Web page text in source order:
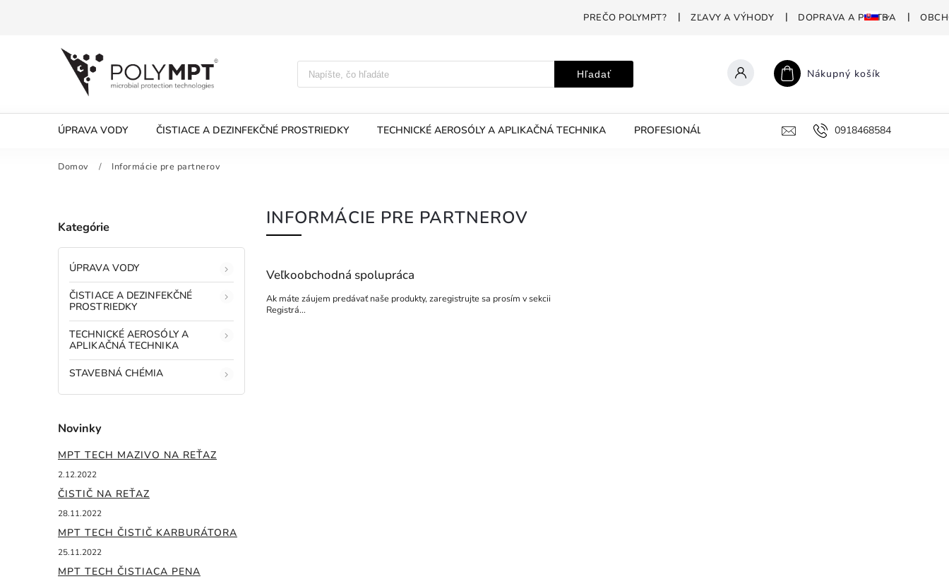
PREČO POLYMPT? ZĽAVY A VÝHODY DOPRAVA A PLATBA
Hľadať Nákupný košík
ÚPRAVA VODY ČISTIACE A DEZINFEKČNÉ PROSTRIEDKY TECHNICKÉ AEROSÓLY A APLIKAČNÁ TECHNIKA PROFESIONÁLNA DEZINFEKCIA PREČO POLYMPT?
0918468584
Domov / Informácie pre partnerov
Kategórie
ÚPRAVA VODY
ČISTIACE A DEZINFEKČNÉ
PROSTRIEDKY
TECHNICKÉ AEROSÓLY A
APLIKAČNÁ TECHNIKA
STAVEBNÁ CHÉMIA
Novinky
MPT TECH MAZIVO NA REŤAZ
2.12.2022
ČISTIČ NA REŤAZ
28.11.2022
MPT TECH ČISTIČ KARBURÁTORA
25.11.2022
MPT TECH ČISTIACA PENA
INFORMÁCIE PRE PARTNEROV
Veľkoobchodná spolupráca
Ak máte záujem predávať naše produkty, zaregistrujte sa prosím v sekcii
Registrá...